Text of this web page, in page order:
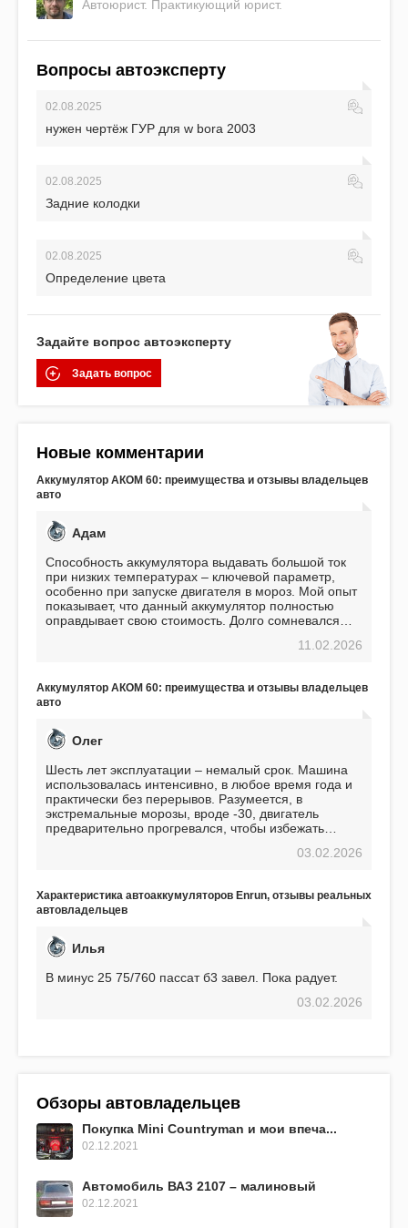
Автоюрист. Практикующий юрист.
Вопросы автоэксперту
02.08.2025
нужен чертёж ГУР для w bora 2003
02.08.2025
Задние колодки
02.08.2025
Определение цвета
Задайте вопрос автоэксперту
Задать вопрос
Новые комментарии
Аккумулятор АКОМ 60: преимущества и отзывы владельцев
авто
Адам
Способность аккумулятора выдавать большой ток
при низких температурах – ключевой параметр,
особенно при запуске двигателя в мороз. Мой опыт
показывает, что данный аккумулятор полностью
оправдывает свою стоимость. Долго сомневался
пожалел. Считаю, что это отличное вложение,11.02.2026
Аккумулятор АКОМ 60: преимущества и отзывы владельцев
авто
Олег
Шесть лет эксплуатации – немалый срок. Машина
использовалась интенсивно, в любое время года и
практически без перерывов. Разумеется, в
экстремальные морозы, вроде -30, двигатель
предварительно прогревался, чтобы избежать
использования не было ни единой поломки,
EFB 75. Судя по характеристикам, он даже
превосходит предыдущую модель.
03.02.2026
Характеристика автоаккумуляторов Enrun, отзывы реальных
автовладельцев
Илья
В минус 25 75/760 пассат б3 завел. Пока радует.
03.02.2026
Обзоры автовладельцев
Покупка Mini Countryman и мои впеча...
02.12.2021
Автомобиль ВАЗ 2107 – малиновый
02.12.2021